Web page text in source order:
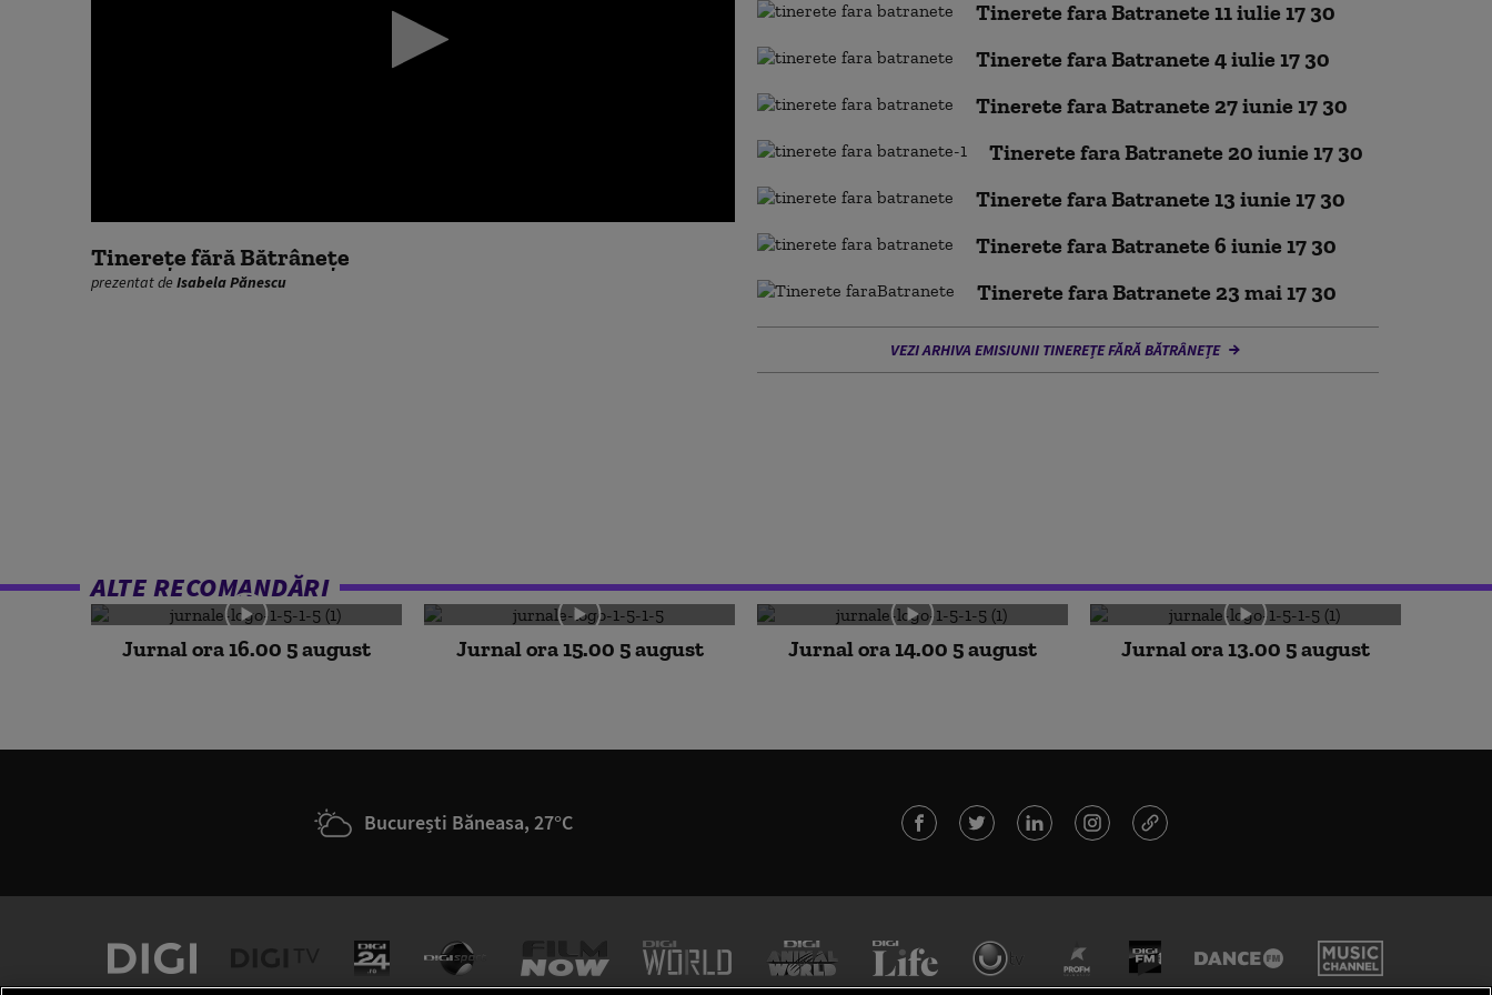
seconds
of
0
Tinerețe fără Bătrânețe
prezentat deIsabela Pănescu
Tinerete fara Batranete 11 iulie 17 30
Tinerete fara Batranete 4 iulie 17 30
Tinerete fara Batranete 27 iunie 17 30
Tinerete fara Batranete 20 iunie 17 30
Tinerete fara Batranete 13 iunie 17 30
Tinerete fara Batranete 6 iunie 17 30
Tinerete fara Batranete 23 mai 17 30
VEZI ARHIVA EMISIUNII TINEREȚE FĂRĂ BĂTRÂNEȚE
ALTE RECOMANDĂRI
Jurnal ora 16.00 5 august Jurnal ora 15.00 5 august Jurnal ora 14.00 5 august Jurnal ora 13.00 5 august
București Băneasa, 27°C